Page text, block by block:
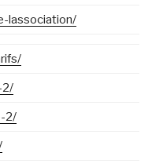
lassociation/
2/
2/